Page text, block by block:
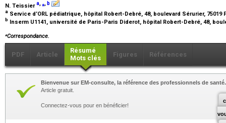
N. Teissiera,⁎, b
a Service d’ORL pédiatrique, hôpital Robert-Debré, 48, boulevard Sérurier, 75019
b Inserm U1141, université de Paris-Paris Diderot, hôpital Robert-Debré, 48,
⁎Correspondance.
PDF Article
Résumé
Mots clés
Figures Références
Bienvenue sur EM-consulte, la référence des professionnels de santé.
Article gratuit.
Connectez-vous pour en bénéficier!